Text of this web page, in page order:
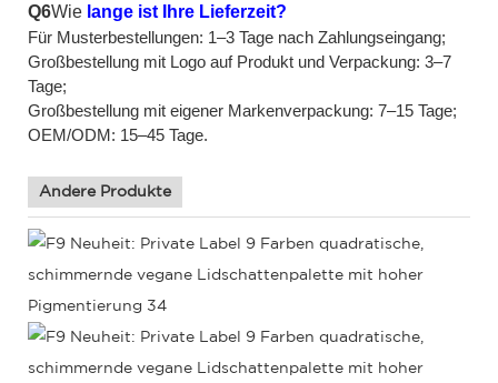
Q6Wie lange ist Ihre Lieferzeit?
Für Musterbestellungen: 1–3 Tage nach Zahlungseingang;
Großbestellung mit Logo auf Produkt und Verpackung: 3–7
Tage;
Großbestellung mit eigener Markenverpackung: 7–15 Tage;
OEM/ODM: 15–45 Tage.
Andere Produkte